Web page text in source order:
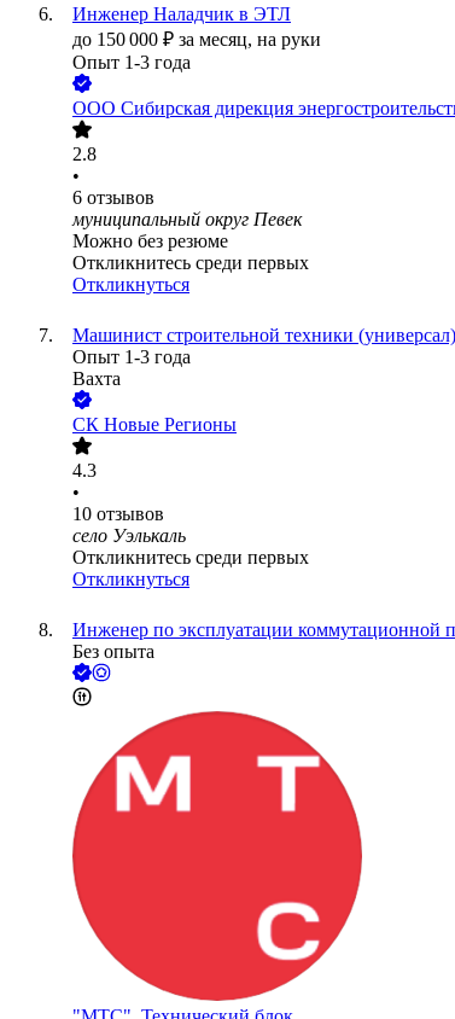
Инженер Наладчик в ЭТЛ
до 150 000 ₽ за месяц, на руки
Опыт 1-3 года
ООО Сибирская дирекция
2.8
•
6 отзывов
муниципальный округ Певек
Можно без резюме
Откликнитесь среди первых
Откликнуться
Машинист строительной техники (универсал)
Опыт 1-3 года
Вахта
СК Новые Регионы
4.3
•
10 отзывов
село Уэлькаль
Откликнитесь среди первых
Откликнуться
Инженер по эксплуатации коммутационной
Без опыта